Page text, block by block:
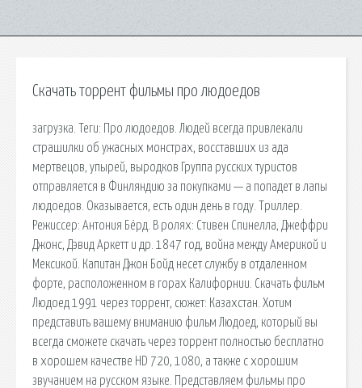
Скачать торрент фильмы про людоедов
загрузка. Теги: Про людоедов. Людей всегда привлекали
страшилки об ужасных монстрах, восставших из ада
мертвецов, упырей, выродков Группа русских туристов
отправляется в Финляндию за покупками — а попадет в лапы
людоедов. Оказывается, есть один день в году. Триллер.
Режиссер: Антония Бёрд. В ролях: Стивен Спинелла, Джеффри
Джонс, Дэвид Аркетт и др. 1847 год, война между Америкой и
Мексикой. Капитан Джон Бойд несет службу в отдаленном
форте, расположенном в горах Калифорнии. Скачать фильм
Людоед 1991 через торрент, сюжет: Казахстан. Хотим
представить вашему вниманию фильм Людоед, который вы
всегда сможете скачать через торрент полностью бесплатно
в хорошем качестве HD 720, 1080, а также с хорошим
звучанием на русском языке. Представляем фильмы про